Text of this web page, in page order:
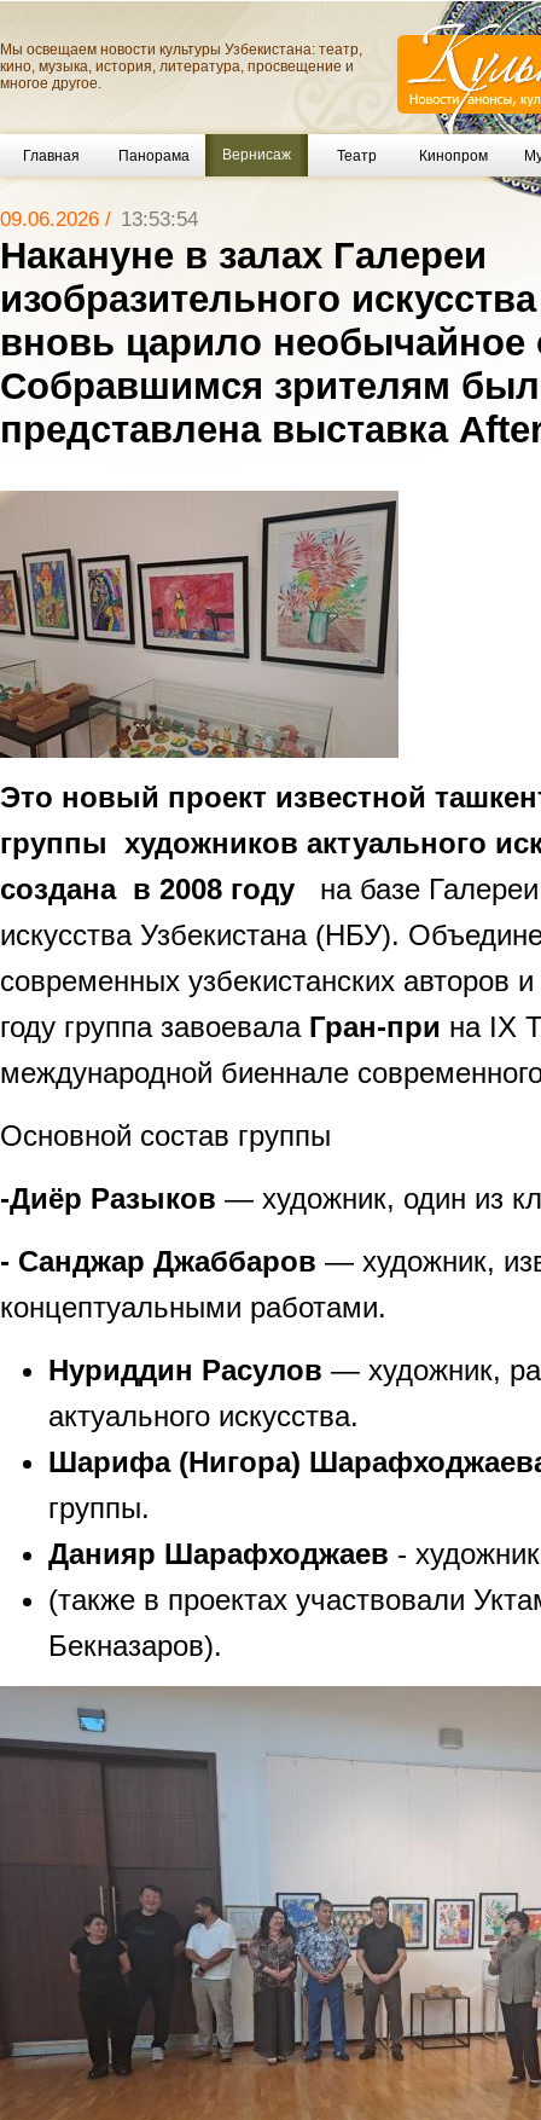
Мы освещаем новости культуры Узбекистана: театр,
кино, музыка, история, литература, просвещение и
многое другое.
Главная Панорама Вернисаж Театр Кинопром
09.06.2026 / 13:53:54
Накануне в залах Галереи
изобразительного
вновь царило необычайное
Собравшимся зрителям
представлена выставка
Это новый проект известной
группы художников актуального
создана в 2008 году
на базе
искусства Узбекистана (НБУ).
современных узбекистанских авторов
году группа завоевала Гран-при на IX
международной биеннале
Основной состав группы
-Диёр Разыков — художник, один из
- Санджар Джаббаров — художник,
концептуальными работами.
Нуриддин Расулов — художник,
актуального искусства.
Шарифа (Нигора)
группы.
Данияр Шарафходжаев - художник
(также в проектах участвовали
Бекназаров).